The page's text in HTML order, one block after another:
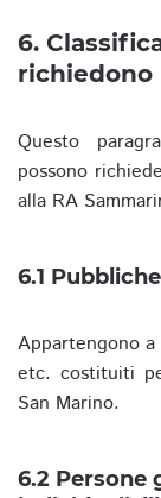
6.
richiedono
Questo
possono
alla RA
6.1
Appartengono
etc. costituiti
San Marino.
6.2 Persone